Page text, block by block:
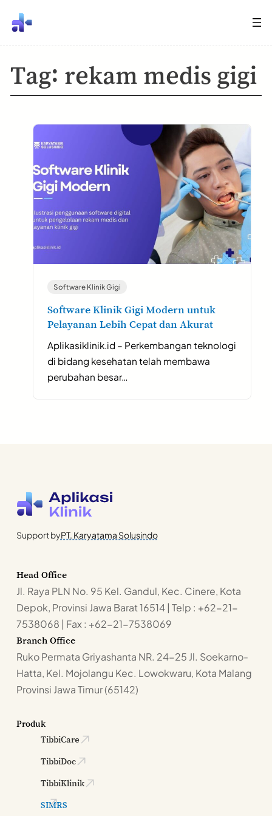
Tag: rekam medis gigi
Software Klinik Gigi
Software Klinik Gigi Modern untuk
Pelayanan Lebih Cepat dan Akurat
Aplikasiklinik.id – Perkembangan teknologi
di bidang kesehatan telah membawa
perubahan besar…
Support byPT. Karyatama Solusindo
Head Office
Jl. Raya PLN No. 95 Kel. Gandul, Kec. Cinere, Kota
Depok, Provinsi Jawa Barat 16514 | Telp : +62-21-
7538068 | Fax : +62-21-7538069
Branch Office
Ruko Permata Griyashanta NR. 24-25 Jl. Soekarno-
Hatta, Kel. Mojolangu Kec. Lowokwaru, Kota Malang
Provinsi Jawa Timur (65142)
Produk
TibbiCare
TibbiDoc
TibbiKlinik
SIMRS